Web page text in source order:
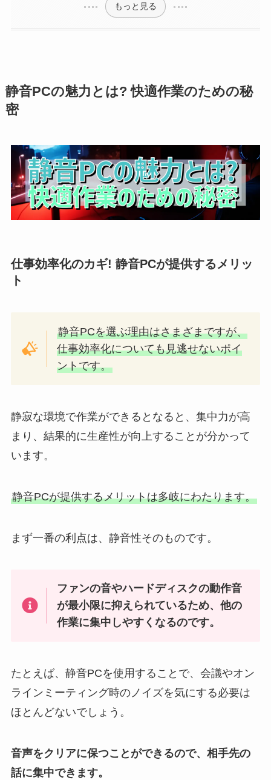
もっと見る
静音PCの魅力とは? 快適作業のための秘
密
仕事効率化のカギ! 静音PCが提供するメリッ
ト
静音PCを選ぶ理由はさまざまですが、
仕事効率化についても見逃せないポイ
ントです。
静寂な環境で作業ができるとなると、集中力が高
まり、結果的に生産性が向上することが分かって
います。
静音PCが提供するメリットは多岐にわたります。
まず一番の利点は、静音性そのものです。
ファンの音やハードディスクの動作音
が最小限に抑えられているため、他の
作業に集中しやすくなるのです。
たとえば、静音PCを使用することで、会議やオン
ラインミーティング時のノイズを気にする必要は
ほとんどないでしょう。
音声をクリアに保つことができるので、相手先の
話に集中できます。